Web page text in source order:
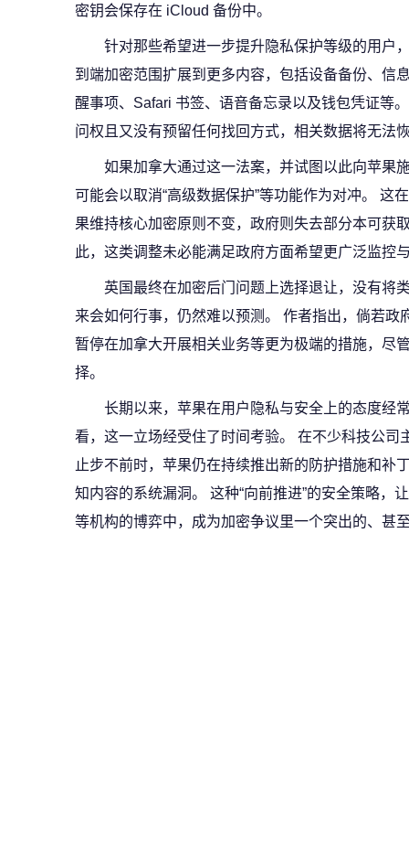
密钥会保存在 iCloud 备份中。
针对那些希望进一步提升隐私保护等级的用户
到端加密范围扩展到更多内容，包括设备备份、信
醒事项、Safari 书签、语音备忘录以及钱包凭证等
问权且又没有预留任何找回方式，相关数据将无法
如果加拿大通过这一法案，并试图以此向苹果
可能会以取消“高级数据保护”等功能作为对冲。 这
果维持核心加密原则不变，政府则失去部分本可获
此，这类调整未必能满足政府方面希望更广泛监控
英国最终在加密后门问题上选择退让，没有将
来会如何行事，仍然难以预测。 作者指出，倘若
暂停在加拿大开展相关业务等更为极端的措施，尽
择。
长期以来，苹果在用户隐私与安全上的态度经
看，这一立场经受住了时间考验。 在不少科技公司
止步不前时，苹果仍在持续推出新的防护措施和补
知内容的系统漏洞。 这种“向前推进”的安全策略，
等机构的博弈中，成为加密争议里一个突出的、甚